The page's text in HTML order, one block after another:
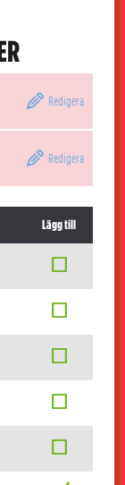
Redigera
Redigera
Lägg till